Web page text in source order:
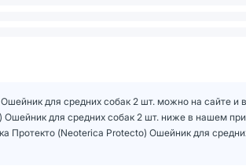
для средних собак 2 шт. можно на сайте и
Ошейник для средних собак 2 шт. ниже в нашем
Протекто (Neoterica Protecto) Ошейник для